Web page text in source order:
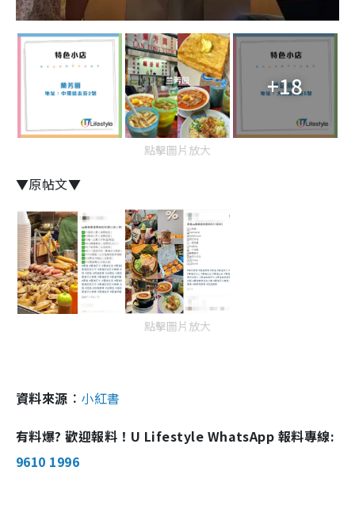
+18
點擊圖片放大
▼原帖文▼
點擊圖片放大
資料來源︰ 小紅書
有料爆? 歡迎報料！U Lifestyle WhatsApp 報料專線:
9610 1996